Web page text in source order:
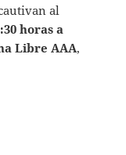
al
horas a
Libre AAA,